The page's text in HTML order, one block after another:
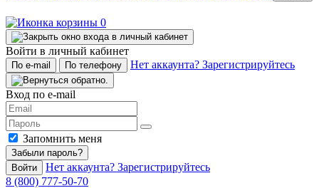
0
Войти в личный кабинет
По e-mail По телефону Нет аккаунта? Зарегистрируйтесь
Вход по e-mail
Запомнить меня
Забыли пароль?
Войти
Нет аккаунта? Зарегистрируйтесь
8 (800) 777-50-70